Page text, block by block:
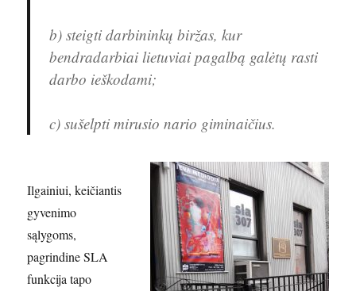
b) steigti darbininkų biržas, kur
bendradarbiai lietuviai pagalbą galėtų rasti
darbo ieškodami;
c) sušelpti mirusio nario giminaičius.
Ilgainiui, keičiantis
gyvenimo
sąlygoms,
pagrindine SLA
funkcija tapo